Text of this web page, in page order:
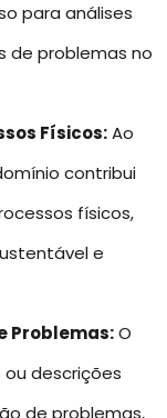
para análises
de problemas no
Físicos:Ao
contribui
físicos,
e
Problemas:O
descrições
de problemas,